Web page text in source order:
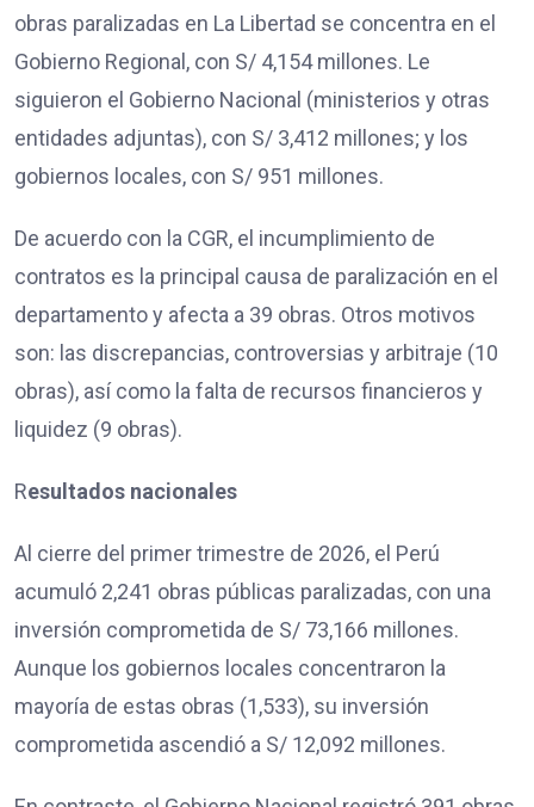
obras paralizadas en La Libertad se concentra en el
Gobierno Regional, con S/ 4,154 millones. Le
siguieron el Gobierno Nacional (ministerios y otras
entidades adjuntas), con S/ 3,412 millones; y los
gobiernos locales, con S/ 951 millones.
De acuerdo con la CGR, el incumplimiento de
contratos es la principal causa de paralización en el
departamento y afecta a 39 obras. Otros motivos
son: las discrepancias, controversias y arbitraje (10
obras), así como la falta de recursos financieros y
liquidez (9 obras).
Resultados nacionales
Al cierre del primer trimestre de 2026, el Perú
acumuló 2,241 obras públicas paralizadas, con una
inversión comprometida de S/ 73,166 millones.
Aunque los gobiernos locales concentraron la
mayoría de estas obras (1,533), su inversión
comprometida ascendió a S/ 12,092 millones.